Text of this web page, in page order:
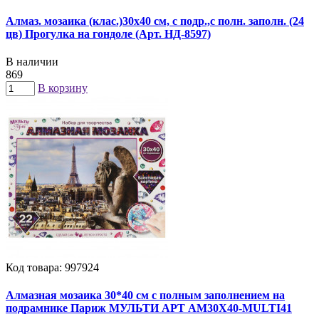
Алмаз. мозаика (клас.)30х40 см, c подр.,с полн. заполн. (24
цв) Прогулка на гондоле (Арт. НД-8597)
В наличии
869
В корзину
Код товара: 997924
Алмазная мозаика 30*40 см с полным заполнением на
подрамнике Париж МУЛЬТИ АРТ AM30X40-MULTI41